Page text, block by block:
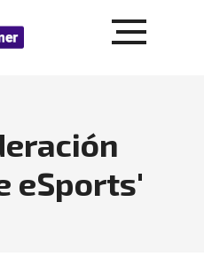
eSports'